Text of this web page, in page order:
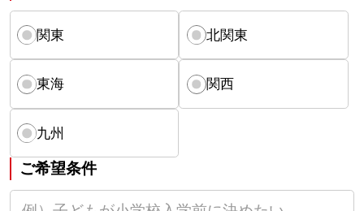
関東 北関東
東海 関西
九州
ご希望条件